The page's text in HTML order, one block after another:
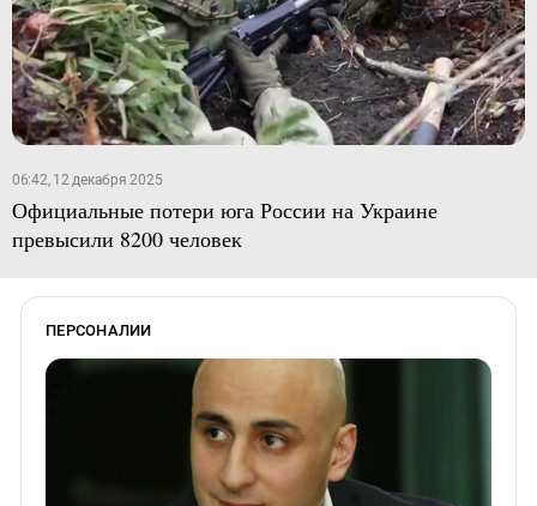
06:42, 12 декабря 2025
Официальные потери юга России на Украине
превысили 8200 человек
ПЕРСОНАЛИИ